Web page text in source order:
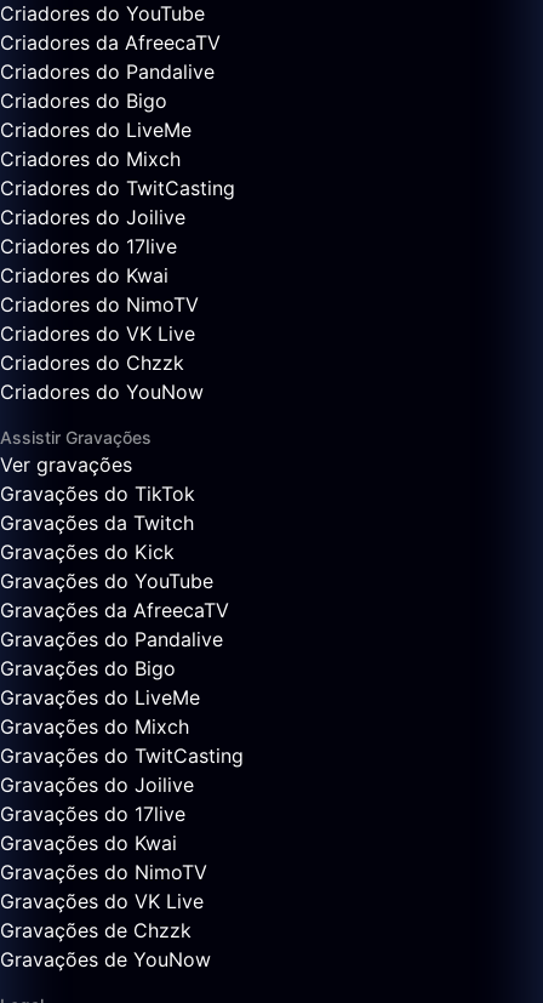
Criadores do YouTube
Criadores da AfreecaTV
Criadores do Pandalive
Criadores do Bigo
Criadores do LiveMe
Criadores do Mixch
Criadores do TwitCasting
Criadores do Joilive
Criadores do 17live
Criadores do Kwai
Criadores do NimoTV
Criadores do VK Live
Criadores do Chzzk
Criadores do YouNow
Assistir Gravações
Ver gravações
Gravações do TikTok
Gravações da Twitch
Gravações do Kick
Gravações do YouTube
Gravações da AfreecaTV
Gravações do Pandalive
Gravações do Bigo
Gravações do LiveMe
Gravações do Mixch
Gravações do TwitCasting
Gravações do Joilive
Gravações do 17live
Gravações do Kwai
Gravações do NimoTV
Gravações do VK Live
Gravações de Chzzk
Gravações de YouNow